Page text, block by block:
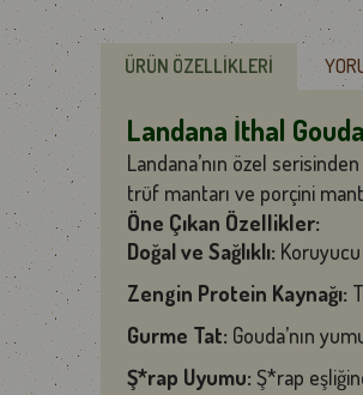
ÜRÜN ÖZELLIKLERI
Landana İthal
Landana’nın özel
trüf mantarı ve porçini
Öne Çıkan Özellikler:
Doğal ve Sağlıklı:
Zengin Protein Kaynağı:
Gurme Tat: Gouda’nın
Ş*rap Uyumu: Ş*rap